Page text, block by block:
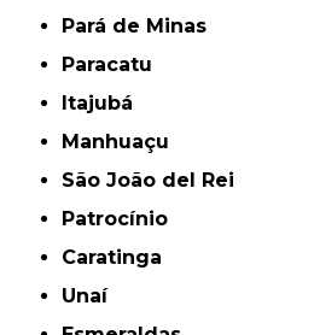
Pará de Minas
Paracatu
Itajubá
Manhuaçu
São João del Rei
Patrocínio
Caratinga
Unaí